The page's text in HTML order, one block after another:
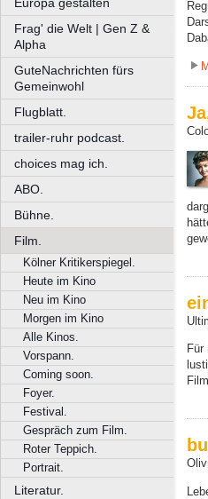
Frag' die Welt | Gen Z &
Alpha
GuteNachrichten fürs
Gemeinwohl
Flugblatt.
trailer-ruhr podcast.
choices mag ich.
ABO.
Bühne.
Film.
Kölner Kritikerspiegel.
Heute im Kino
Neu im Kino
Morgen im Kino
Alle Kinos.
Vorspann.
Coming soon.
Foyer.
Festival.
Gespräch zum Film.
Roter Teppich.
Portrait.
Literatur.